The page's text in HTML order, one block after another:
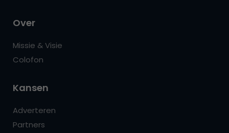
Over
Missie & Visie
Colofon
Kansen
Adverteren
Partners